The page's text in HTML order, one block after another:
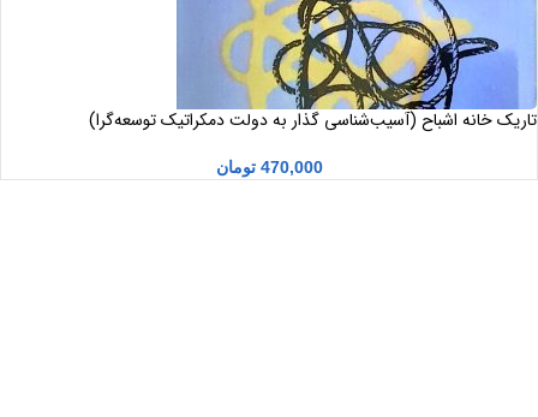
تاریک خانه اشباح (آسیب‌شناسی گذار به دولت دمکراتیک توسعه‌گرا)
470,000 تومان